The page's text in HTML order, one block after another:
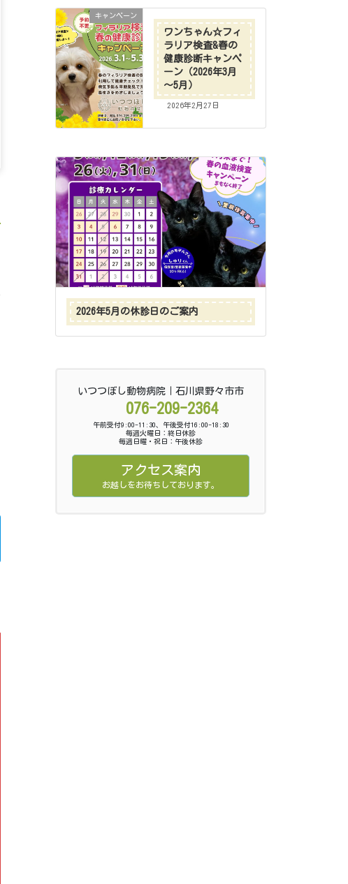
キャンペーン
ワンちゃん☆フィ
ラリア検査&春の
健康診断キャンペ
ーン（2026年3月
～5月）
2026年2月27日
2026年5月の休診日のご案内
いつつぼし動物病院｜石川県野々市市
076-209-2364
午前受付9:00-11:30、午後受付16:00-18:30
毎週火曜日：終日休診
毎週日曜・祝日：午後休診
アクセス案内
お越しをお待ちしております。